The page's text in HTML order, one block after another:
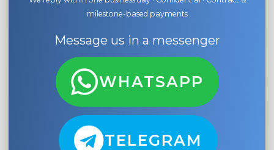
milestone-based payments
Message us in a messenger
WHATSAPP
TELEGRAM